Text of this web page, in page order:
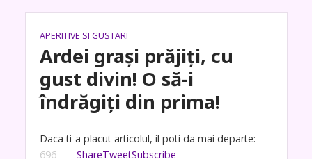
APERITIVE SI GUSTARI
Ardei grași prăjiți, cu
gust divin! O să-i
îndrăgiți din prima!
Daca ti-a placut articolul, il poti da mai departe:
696
ShareTweetSubscribe